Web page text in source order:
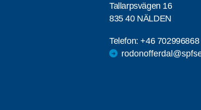
Tallarpsvägen 16
835 40 NÄLDEN
Telefon:+46 702996868